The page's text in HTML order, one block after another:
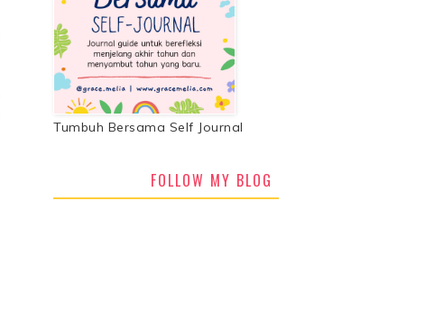
Tumbuh Bersama Self Journal
FOLLOW MY BLOG